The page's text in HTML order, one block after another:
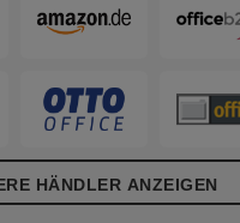
HÄNDLER ANZEIGEN